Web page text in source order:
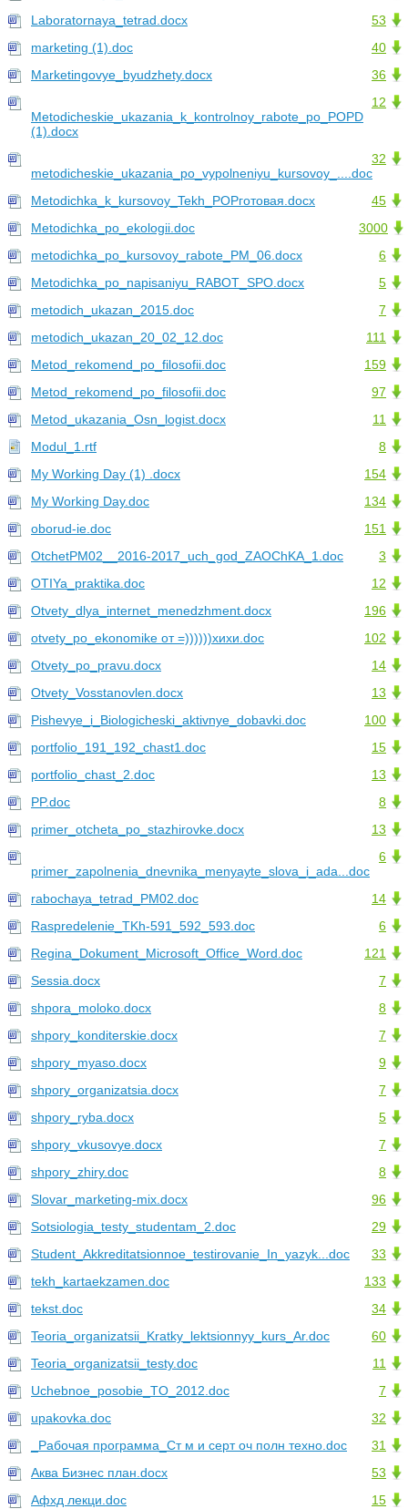
53
Laboratornaya_tetrad.docx
40
marketing (1).doc
36
Marketingovye_byudzhety.docx
12
Metodicheskie_ukazania_k_kontrolnoy_rabote_po_POPD
(1).docx
32
metodicheskie_ukazania_po_vypolneniyu_kursovoy_....doc
45
Metodichka_k_kursovoy_Tekh_POPготовая.docx
3000
Metodichka_po_ekologii.doc
6
metodichka_po_kursovoy_rabote_PM_06.docx
5
Metodichka_po_napisaniyu_RABOT_SPO.docx
7
metodich_ukazan_2015.doc
111
metodich_ukazan_20_02_12.doc
159
Metod_rekomend_po_filosofii.doc
97
Metod_rekomend_po_filosofii.doc
11
Metod_ukazania_Osn_logist.docx
8
Modul_1.rtf
154
My Working Day (1) .docx
134
My Working Day.doc
151
oborud-ie.doc
3
OtchetPM02__2016-2017_uch_god_ZAOChKA_1.doc
12
OTIYa_praktika.doc
196
Otvety_dlya_internet_menedzhment.docx
102
otvety_po_ekonomike от =))))))хихи.doc
14
Otvety_po_pravu.docx
13
Otvety_Vosstanovlen.docx
100
Pishevye_i_Biologicheski_aktivnye_dobavki.doc
15
portfolio_191_192_chast1.doc
13
portfolio_chast_2.doc
8
PP.doc
13
primer_otcheta_po_stazhirovke.docx
6
primer_zapolnenia_dnevnika_menyayte_slova_i_ada...doc
14
rabochaya_tetrad_PM02.doc
6
Raspredelenie_TKh-591_592_593.doc
121
Regina_Dokument_Microsoft_Office_Word.doc
7
Sessia.docx
8
shpora_moloko.docx
7
shpory_konditerskie.docx
9
shpory_myaso.docx
7
shpory_organizatsia.docx
5
shpory_ryba.docx
7
shpory_vkusovye.docx
8
shpory_zhiry.doc
96
Slovar_marketing-mix.docx
29
Sotsiologia_testy_studentam_2.doc
33
Student_Akkreditatsionnoe_testirovanie_In_yazyk...doc
133
tekh_kartaekzamen.doc
34
tekst.doc
60
Teoria_organizatsii_Kratky_lektsionnyy_kurs_Ar.doc
11
Teoria_organizatsii_testy.doc
7
Uchebnoe_posobie_TO_2012.doc
32
upakovka.doc
31
_Рабочая программа_Ст м и серт оч полн техно.doc
53
Аква Бизнес план.docx
15
Афхд лекци.doc